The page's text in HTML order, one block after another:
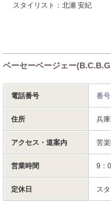
スタイリスト： 北瀬 安紀
ベーセーベージェー
電話番号 番
住所 兵
アクセス・道案内 苦
営業時間 9：
定休日 ス